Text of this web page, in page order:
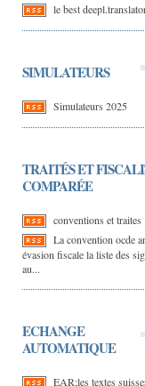
le best
SIMULATEURS
Simulateurs 2025
TRAITÉS ET
COMPARÉE
conventions et traites
La convention ocde
évasion fiscale la liste des
au...
ECHANGE
AUTOMATIQUE
EAR;les textes